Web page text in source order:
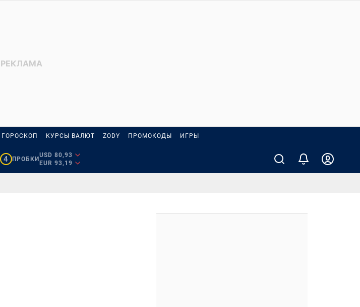
ГОРОСКОП КУРСЫ ВАЛЮТ ZODY ПРОМОКОДЫ ИГРЫ
4 ПРОБКИ
USD 80,93
EUR 93,19